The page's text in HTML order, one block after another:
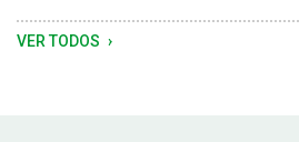
VER TODOS